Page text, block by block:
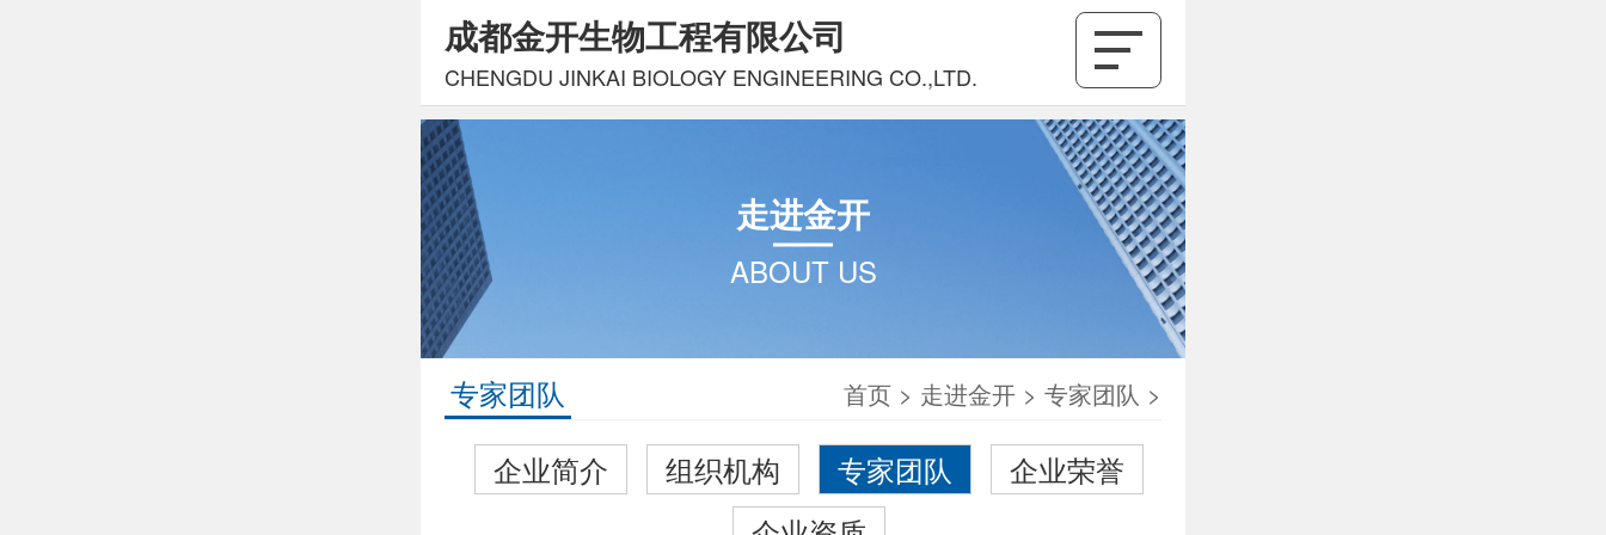
成都金开生物工程有限公司
CHENGDU JINKAI BIOLOGY ENGINEERING CO.,LTD.
走进金开
ABOUT US
专家团队 首页 > 走进金开 > 专家团队 >
企业简介 组织机构 专家团队
企业荣誉